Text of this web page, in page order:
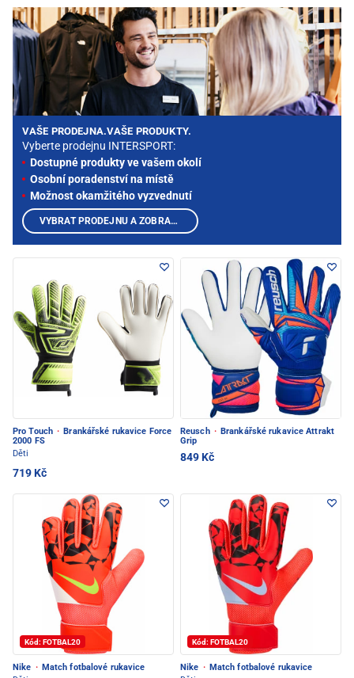
Pro Touch · Brankářské rukavice Force
2000 FS
Děti
719 Kč
Reusch · Brankářské rukavice Attrakt
Grip
849 Kč
Kód: FOTBAL20
Nike · Match fotbalové rukavice
Kód: FOTBAL20
Nike · Match fotbalové rukavice
VAŠE PRODEJNA.VAŠE PRODUKTY.
Vyberte prodejnu INTERSPORT:
Dostupné produkty ve vašem okolí
Osobní poradenství na místě
Možnost okamžitého vyzvednutí
VYBRAT PRODEJNU A ZOBRAZIT PRODUKTY